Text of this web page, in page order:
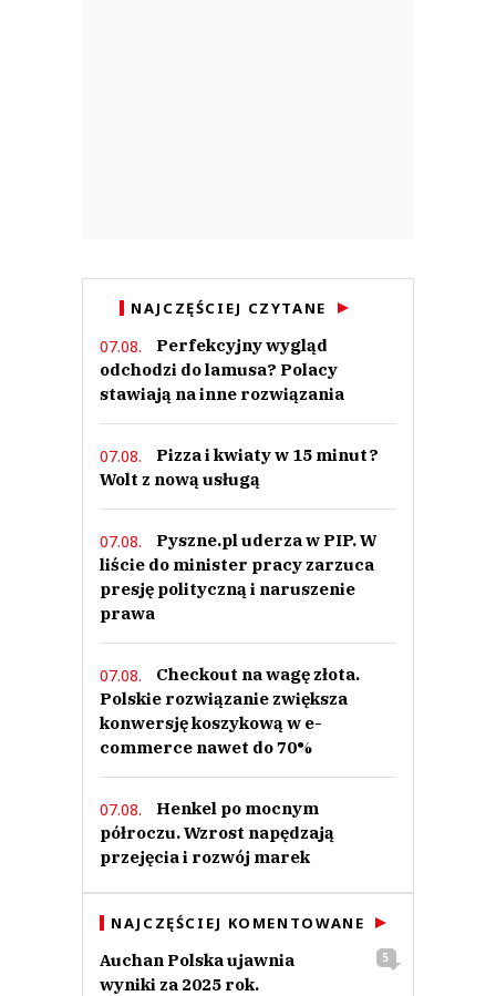
NAJCZĘŚCIEJ CZYTANE
07.08.
Perfekcyjny wygląd
odchodzi do lamusa? Polacy
stawiają na inne rozwiązania
07.08.
Pizza i kwiaty w 15 minut?
Wolt z nową usługą
07.08.
Pyszne.pl uderza w PIP. W
liście do minister pracy zarzuca
presję polityczną i naruszenie
prawa
07.08.
Checkout na wagę złota.
Polskie rozwiązanie zwiększa
konwersję koszykową w e-
commerce nawet do 70%
07.08.
Henkel po mocnym
półroczu. Wzrost napędzają
przejęcia i rozwój marek
NAJCZĘŚCIEJ KOMENTOWANE
Auchan Polska ujawnia
wyniki za 2025 rok.
5